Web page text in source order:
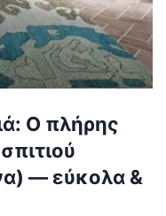
Ο πλήρης
— εύκολα &